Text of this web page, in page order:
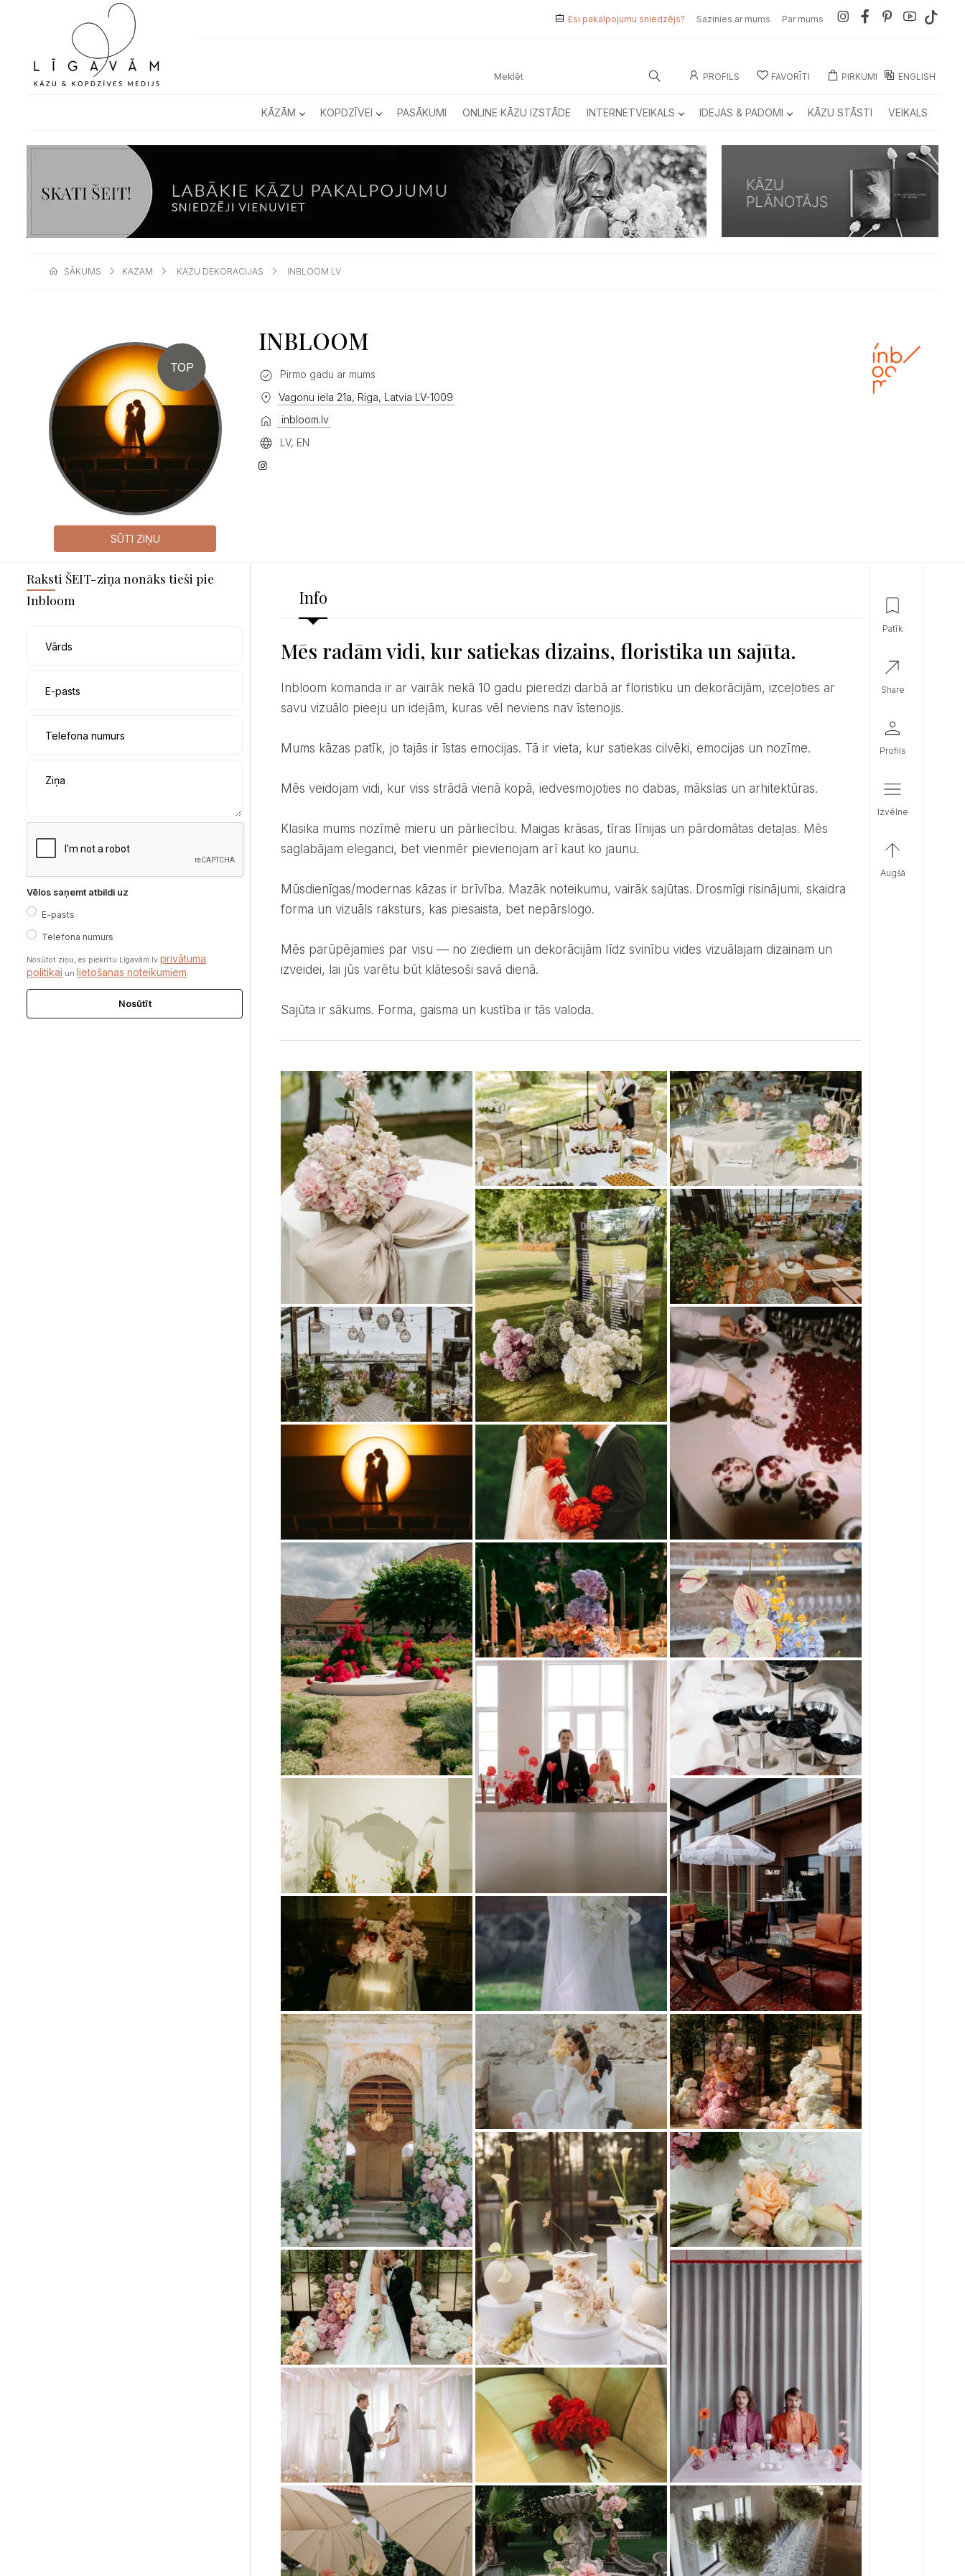
Esi pakalpojumu sniedzējs? Sazinies ar mums Par mums
PROFILS FAVORĪTI PIRKUMI ENGLISH
KĀZĀM KOPDZĪVEI PASĀKUMI ONLINE KĀZU IZSTĀDE INTERNETVEIKALS IDEJAS & PADOMI KĀZU STĀSTI VEIKALS
SĀKUMS KAZAM KAZU DEKORACIJAS INBLOOM LV
TOP
SŪTI ZIŅU
INBLOOM
Pirmo gadu ar mums
Vagonu iela 21a, Riga, Latvia LV-1009
inbloom.lv
LV, EN
Raksti ŠEIT-ziņa nonāks tieši pie
Inbloom
Vārds
E-pasts
Telefona numurs
Ziņa
Vēlos saņemt atbildi uz
E-pasts
Telefona numurs
Nosūtot ziņu, es piekrītu Līgavām.lv privātuma
politikai un lietošanas noteikumiem.
Nosūtīt
Info
Mēs radām vidi, kur satiekas dizains, floristika un sajūta.
savu vizuālo pieeju un idejām, kuras vēl neviens nav īstenojis.
Mums kāzas patīk, jo tajās ir īstas emocijas. Tā ir vieta, kur satiekas cilvēki, emocijas un nozīme.
Mēs veidojam vidi, kur viss strādā vienā kopā, iedvesmojoties no dabas, mākslas un arhitektūras.
Klasika mums nozīmē mieru un pārliecību. Maigas krāsas, tīras līnijas un pārdomātas detaļas. Mēs
saglabājam eleganci, bet vienmēr pievienojam arī kaut ko jaunu.
Mūsdienīgas/modernas kāzas ir brīvība. Mazāk noteikumu, vairāk sajūtas. Drosmīgi risinājumi, skaidra
forma un vizuāls raksturs, kas piesaista, bet nepārslogo.
Mēs parūpējamies par visu — no ziediem un dekorācijām līdz svinību vides vizuālajam dizainam un
izveidei, lai jūs varētu būt klātesoši savā dienā.
Sajūta ir sākums. Forma, gaisma un kustība ir tās valoda.
patīk
share
profils
izvēlne
augšā